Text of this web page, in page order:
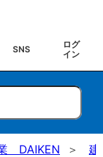
SNS
ログ
イン
DAIKEN 建